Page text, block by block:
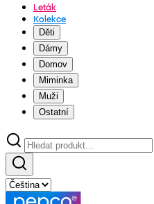
Leták
Kolekce
Děti
Dámy
Domov
Miminka
Muži
Ostatní